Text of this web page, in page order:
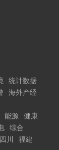
统计数据
海外产经
能源
健康
综合
四川
福建